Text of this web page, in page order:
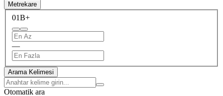
Metrekare
01B+
—
Arama Kelimesi
Otomatik ara